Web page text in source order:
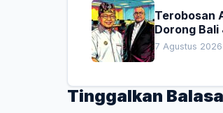
Terobosan
Dorong
Nasional
7 Agustus 2026
Tinggalkan